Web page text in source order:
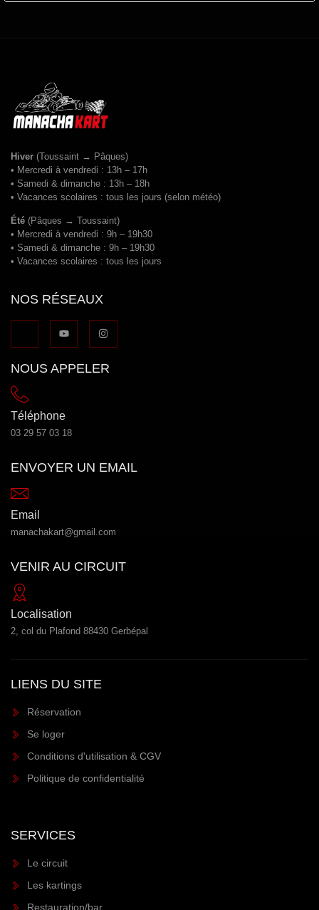
Hiver (Toussaint → Pâques)
• Mercredi à vendredi : 13h – 17h
• Samedi & dimanche : 13h – 18h
• Vacances scolaires : tous les jours (selon météo)
Été (Pâques → Toussaint)
• Mercredi à vendredi : 9h – 19h30
• Samedi & dimanche : 9h – 19h30
• Vacances scolaires : tous les jours
NOS RÉSEAUX
NOUS APPELER
Téléphone
03 29 57 03 18
ENVOYER UN EMAIL
Email
manachakart@gmail.com
VENIR AU CIRCUIT
Localisation
2, col du Plafond 88430 Gerbépal
LIENS DU SITE
Réservation
Se loger
Conditions d'utilisation & CGV
Politique de confidentialité
SERVICES
Le circuit
Les kartings
Restauration/bar